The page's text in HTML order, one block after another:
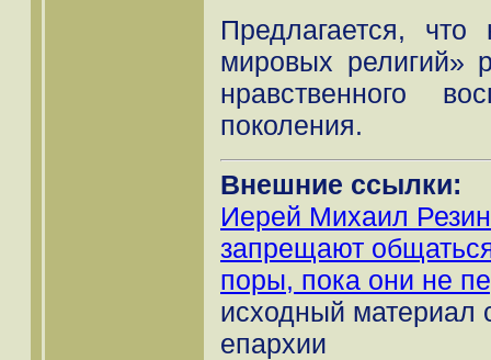
Предлагается,
мировых религий»
нравственного
поколения.
Внешние ссылки:
Иерей Михаил
запрещают
поры, пока они не
исходный материал
епархии